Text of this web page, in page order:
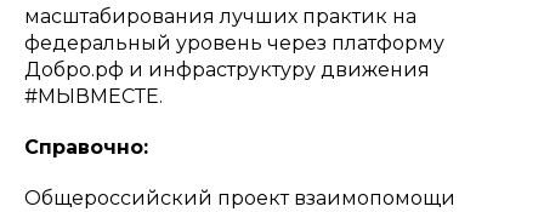
масштабирования лучших практик на
федеральный уровень через платформу
Добро.рф и инфраструктуру движения
#МЫВМЕСТЕ.
Справочно:
Общероссийский проект взаимопомощи